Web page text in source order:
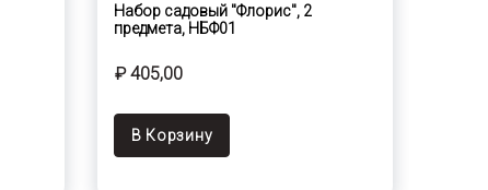
Набор садовый "Флорис", 2
предмета, НБФ01
₽ 405,00
В Корзину